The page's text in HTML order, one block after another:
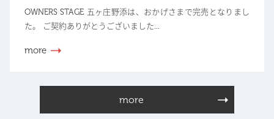
OWNERS STAGE 五ヶ庄野添は、おかげさまで完売となりまし
た。 ご契約ありがとうございました...
more
more